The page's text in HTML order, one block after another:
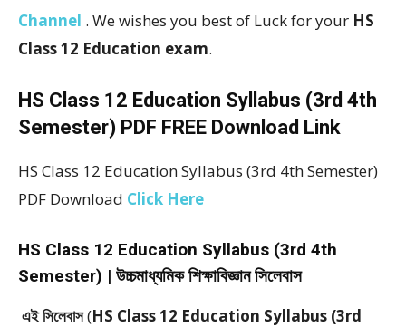
Channel . We wishes you best of Luck for your HS
Class 12 Education exam.
HS Class 12 Education Syllabus (3rd 4th
Semester) PDF FREE Download Link
HS Class 12 Education Syllabus (3rd 4th Semester)
PDF Download Click Here
HS Class 12 Education Syllabus (3rd 4th
Semester) | উচ্চমাধ্যমিক শিক্ষাবিজ্ঞান সিলেবাস
এই সিলেবাস(HS Class 12 Education Syllabus (3rd